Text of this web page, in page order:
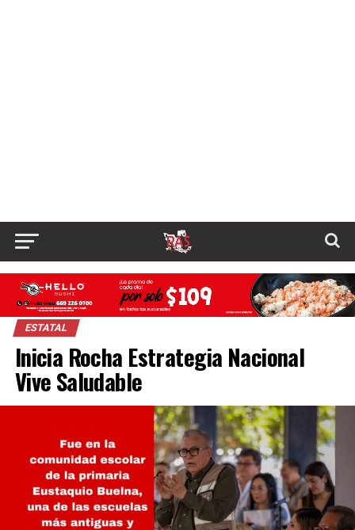
ESTATAL
Inicia Rocha Estrategia Nacional
Vive Saludable